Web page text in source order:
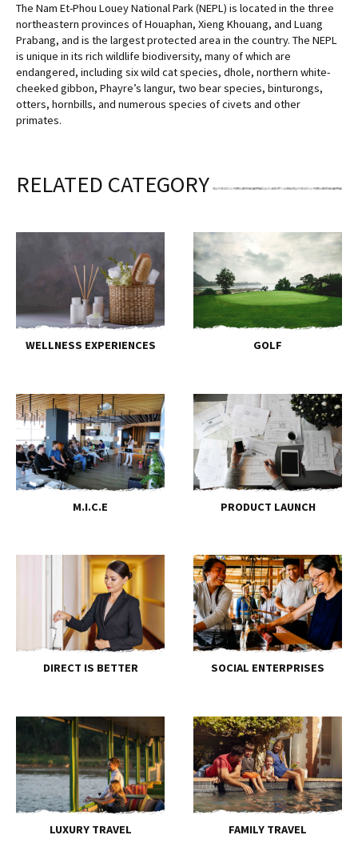
The Nam Et-Phou Louey National Park (NEPL) is located in the three
northeastern provinces of Houaphan, Xieng Khouang, and Luang
Prabang, and is the largest protected area in the country. The NEPL
is unique in its rich wildlife biodiversity, many of which are
endangered, including six wild cat species, dhole, northern white-
cheeked gibbon, Phayre’s langur, two bear species, binturongs,
otters, hornbills, and numerous species of civets and other
primates.
RELATED CATEGORY
WELLNESS EXPERIENCES GOLF
M.I.C.E PRODUCT LAUNCH
DIRECT IS BETTER SOCIAL ENTERPRISES
LUXURY TRAVEL FAMILY TRAVEL